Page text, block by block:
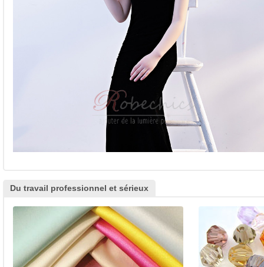
Du travail professionnel et sérieux